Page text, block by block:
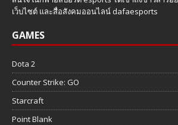
เว็บไซต์ และสื่อสังคมออนไลน์ dafaesports
GAMES
Dota 2
Counter Strike: GO
Starcraft
Point Blank